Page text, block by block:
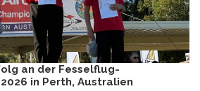
an der Fesselflug-
in Perth, Australien